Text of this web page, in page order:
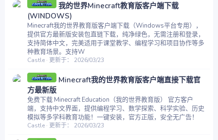
我的世界Minecraft教育版客户端下载
(WINDOWS)
Minecraft我的世界教育版客户端下载（Windows平台专用），
提供官方最新版安装包直链下载，纯净绿色，无需注册和登录，
支持简体中文，完美适用于课堂教学、编程学习和项目协作等多
种教育场景。支持W
Castle 更新于： 2026/03/23
Minecraft我的世界教育版客户端直接下载官
方最新版
免费下载 Minecraft Education（我的世界教育版） 官方客户
端，支持中文界面，提供编程学习、数学探索、科学实验、历史
模拟等多学科教育功能！一键安装，官方正版，安全无广告！
Castle 更新于： 2026/03/23